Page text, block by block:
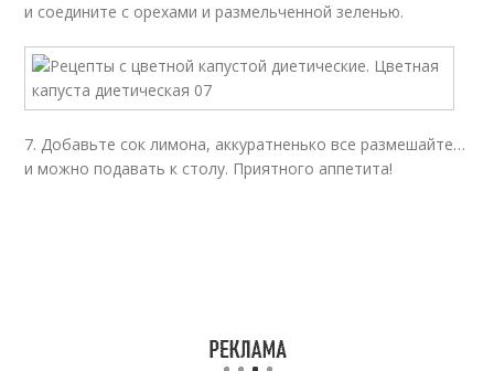
и соедините с орехами и размельченной зеленью.
7. Добавьте сок лимона, аккуратненько все размешайте…
и можно подавать к столу. Приятного аппетита!